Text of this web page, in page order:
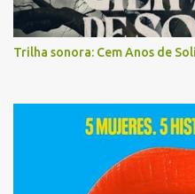
Trilha sonora: Cem Anos de